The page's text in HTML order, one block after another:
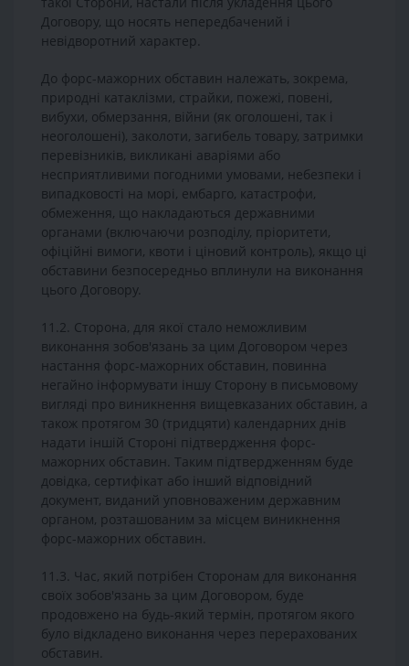
Договору, що носять непередбачений і
невідворотний характер.
До форс-мажорних обставин належать, зокрема,
природні катаклізми, страйки, пожежі, повені,
вибухи, обмерзання, війни (як оголошені, так і
неоголошені), заколоти, загибель товару, затримки
перевізників, викликані аваріями або
несприятливими погодними умовами, небезпеки і
випадковості на морі, ембарго, катастрофи,
обмеження, що накладаються державними
органами (включаючи розподілу, пріоритети,
офіційні вимоги, квоти і ціновий контроль), якщо ці
обставини безпосередньо вплинули на виконання
цього Договору.
11.2. Сторона, для якої стало неможливим
виконання зобов'язань за цим Договором через
настання форс-мажорних обставин, повинна
негайно інформувати іншу Сторону в письмовому
вигляді про виникнення вищевказаних обставин, а
також протягом 30 (тридцяти) календарних днів
надати іншій Стороні підтвердження форс-
мажорних обставин. Таким підтвердженням буде
довідка, сертифікат або інший відповідний
документ, виданий уповноваженим державним
органом, розташованим за місцем виникнення
форс-мажорних обставин.
11.3. Час, який потрібен Сторонам для виконання
своїх зобов'язань за цим Договором, буде
продовжено на будь-який термін, протягом якого
було відкладено виконання через перерахованих
обставин.